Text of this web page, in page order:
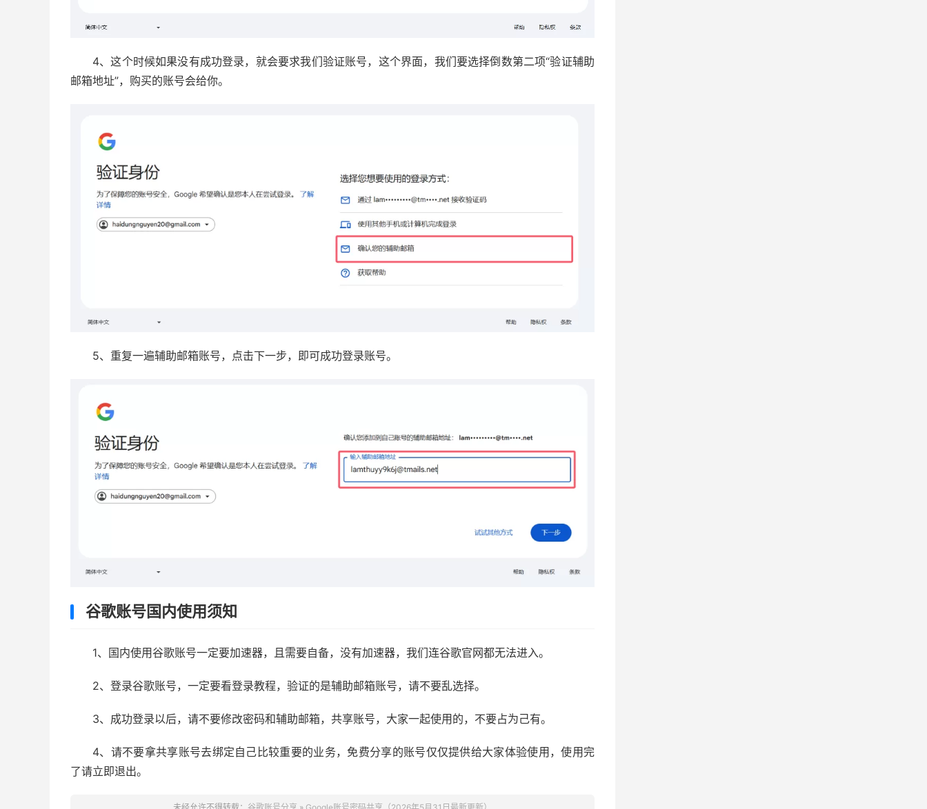
4、这个时候如果没有成功登录，就会要求我们验证账号，这个界面，我们要选择倒数第二项“验证辅助
邮箱地址”，购买的账号会给你。
5、重复一遍辅助邮箱账号，点击下一步，即可成功登录账号。
谷歌账号国内使用须知
1、国内使用谷歌账号一定要加速器，且需要自备，没有加速器，我们连谷歌官网都无法进入。
2、登录谷歌账号，一定要看登录教程，验证的是辅助邮箱账号，请不要乱选择。
3、成功登录以后，请不要修改密码和辅助邮箱，共享账号，大家一起使用的，不要占为己有。
4、请不要拿共享账号去绑定自己比较重要的业务，免费分享的账号仅仅提供给大家体验使用，使用完
了请立即退出。